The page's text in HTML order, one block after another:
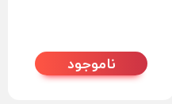
ناموجود